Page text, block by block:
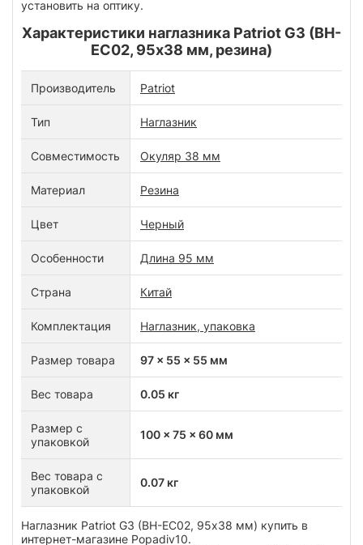
установить на оптику.
Характеристики наглазника Patriot G3 (BH-
EC02, 95х38 мм, резина)
Производитель Patriot
Тип Наглазник
Совместимость Окуляр 38 мм
Материал Резина
Цвет Черный
Особенности Длина 95 мм
Страна Китай
Комплектация Наглазник, упаковка
Размер товара 97 x 55 x 55 мм
Вес товара 0.05 кг
Размер с
упаковкой
100 x 75 x 60 мм
Вес товара с
упаковкой
0.07 кг
Наглазник Patriot G3 (BH-EC02, 95х38 мм) купить в
интернет-магазине Popadiv10.